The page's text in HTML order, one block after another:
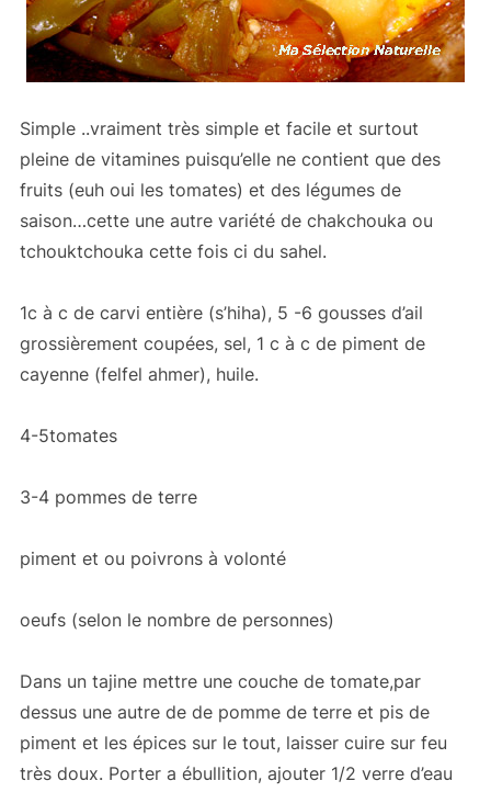
Simple ..vraiment très simple et facile et surtout
pleine de vitamines puisqu’elle ne contient que des
fruits (euh oui les tomates) et des légumes de
saison…cette une autre variété de chakchouka ou
tchouktchouka cette fois ci du sahel.
1c à c de carvi entière (s’hiha), 5 -6 gousses d’ail
grossièrement coupées, sel, 1 c à c de piment de
cayenne (felfel ahmer), huile.
4-5tomates
3-4 pommes de terre
piment et ou poivrons à volonté
oeufs (selon le nombre de personnes)
Dans un tajine mettre une couche de tomate,par
dessus une autre de de pomme de terre et pis de
piment et les épices sur le tout, laisser cuire sur feu
très doux. Porter a ébullition, ajouter 1/2 verre d’eau